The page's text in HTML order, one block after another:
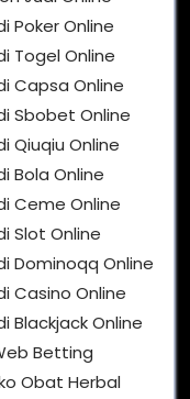
Poker Online
Togel Online
Capsa Online
Sbobet Online
Qiuqiu Online
Bola Online
Ceme Online
Slot Online
Dominoqq Online
Casino Online
Blackjack Online
Betting
Obat Herbal